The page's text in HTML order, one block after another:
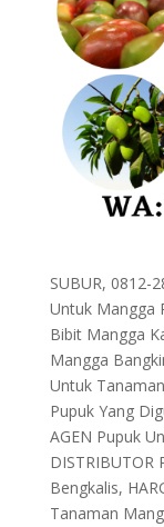
SUBUR, 0812-
Untuk Mangga
Bibit Mangga
Mangga
Untuk
Pupuk Yang
AGEN Pupuk
DISTRIBUTOR
Bengkalis,
Tanaman